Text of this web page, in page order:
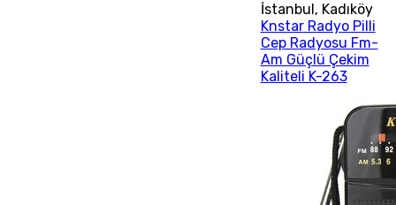
İstanbul , Kadıköy
Knstar Radyo Pilli
Cep Radyosu Fm-
Am Güçlü Çekim
Kaliteli K-263